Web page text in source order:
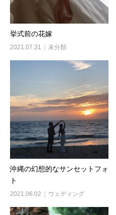
挙式前の花嫁
2021.07.31 未分類
沖縄の幻想的なサンセットフォ
ト
2021.06.02 ウェディング